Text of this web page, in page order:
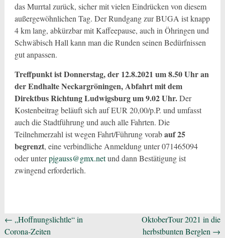
das Murrtal zurück, sicher mit vielen Eindrücken von diesem
außergewöhnlichen Tag. Der Rundgang zur BUGA ist knapp
4 km lang, abkürzbar mit Kaffeepause, auch in Öhringen und
Schwäbisch Hall kann man die Runden seinen Bedürfnissen
gut anpassen.
Treffpunkt ist Donnerstag, der 12.8.2021 um 8.50 Uhr an
der Endhalte Neckargröningen, Abfahrt mit dem
Direktbus Richtung Ludwigsburg um 9.02 Uhr.Der
Kostenbeitrag beläuft sich auf EUR 20,00/p.P. und umfasst
auch die Stadtführung und auch alle Fahrten. Die
Teilnehmerzahl ist wegen Fahrt/Führung vorabauf 25
begrenzt, eine verbindliche Anmeldung unter 071465094
oder unterpjgauss@gmx.netund dann Bestätigung ist
zwingend erforderlich.
Beitragsnavigation
← „Hoffnungslichtle“ in
Corona-Zeiten
OktoberTour 2021 in die
herbstbunten Berglen →